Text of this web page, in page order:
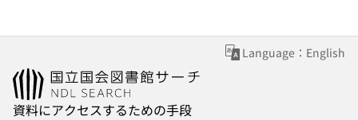
Language：English
資料にアクセスするための手段